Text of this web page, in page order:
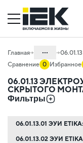
Главная ...
Каталог
06. Изделия
удлинители и
Сравнение 0 Избранное
06.01.13
СКРЫТОГО
Фильтры
06.01.13.01 ЭУИ
06.01.13.02 ЭУИ